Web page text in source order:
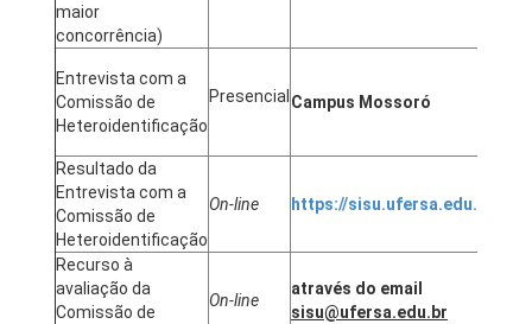
maior
concorrência)
Entrevista com a
Comissão de
Heteroidentificação
Presencial Campus Mossoró
Resultado da
Entrevista com a
Comissão de
Heteroidentificação
On-line https://sisu.ufersa.edu.br/
Recurso à
avaliação da
Comissão de
On-line
através do email
sisu@ufersa.edu.br